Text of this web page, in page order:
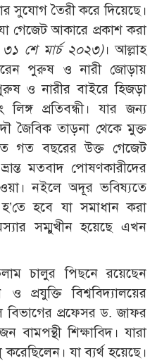
সুযোগ তৈরী করে দিয়েছে।
গেজেট আকারে প্রকাশ করা
শে মার্চ ২০২৩)। আল্লাহ
পুরুষ ও নারী জোড়ায়
ও নারীর বাইরে হিজড়া
প্রতিবন্ধী। যার জন্য
জৈবিক তাড়না থেকে মুক্ত
গত বছরের উক্ত গেজেট
মতবাদ পোষণকারীদের
নইলে অদূর ভবিষ্যতে
হবে যা সমাধান করা
সম্মুখীন হয়েছে এখন
চালুর পিছনে রয়েছেন
প্রযুক্তি বিশ্ববিদ্যালয়ের
বিভাগের প্রফেসর ড. জাফর
শিক্ষাবিদ। যারা
যা ব্যর্থ হয়েছে।